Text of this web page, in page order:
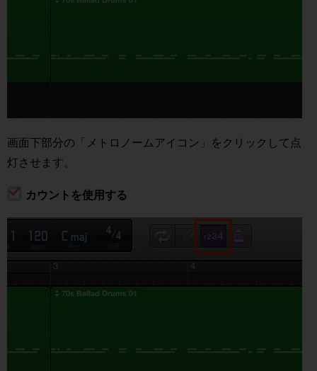
画面下部分の「メトロノームアイコン」をクリックして点
灯させます。
カウントを使用する